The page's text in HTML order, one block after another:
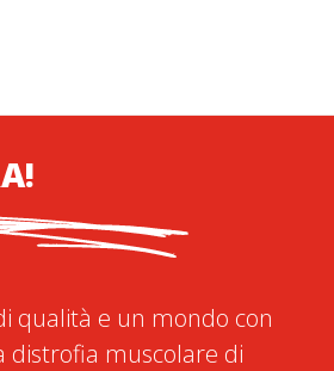
qualità e un mondo con
distrofia muscolare di